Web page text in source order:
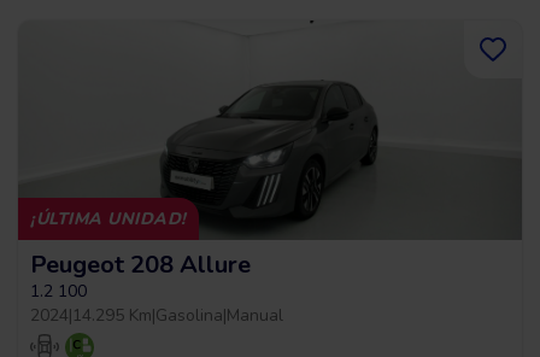
¡ÚLTIMA UNIDAD!
Peugeot 208 Allure
1.2 100
2024|14.295 Km|Gasolina|Manual